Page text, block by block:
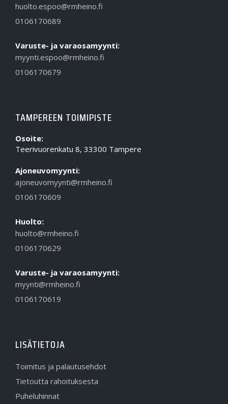
huolto.espoo@rmheino.fi
0106170689
Varuste- ja varaosamyynti:
myynti.espoo@rmheino.fi
0106170679
TAMPEREEN TOIMIPISTE
Osoite:
Teerivuorenkatu 8, 33300 Tampere
Ajoneuvomyynti:
ajoneuvomyynti@rmheino.fi
0106170609
Huolto:
huolto@rmheino.fi
0106170629
Varuste- ja varaosamyynti:
myynti@rmheino.fi
0106170619
LISÄTIETOJA
Toimitus ja palautusehdot
Tietoutta rahoituksesta
Puheluhinnat